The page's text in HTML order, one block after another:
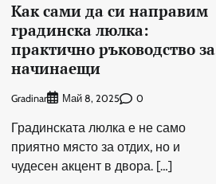
Как сами да си направим
градинска люлка:
практично ръководство за
начинаещи
Gradinar Май 8, 2025 0
Градинската люлка е не само
приятно място за отдих, но и
чудесен акцент в двора. […]